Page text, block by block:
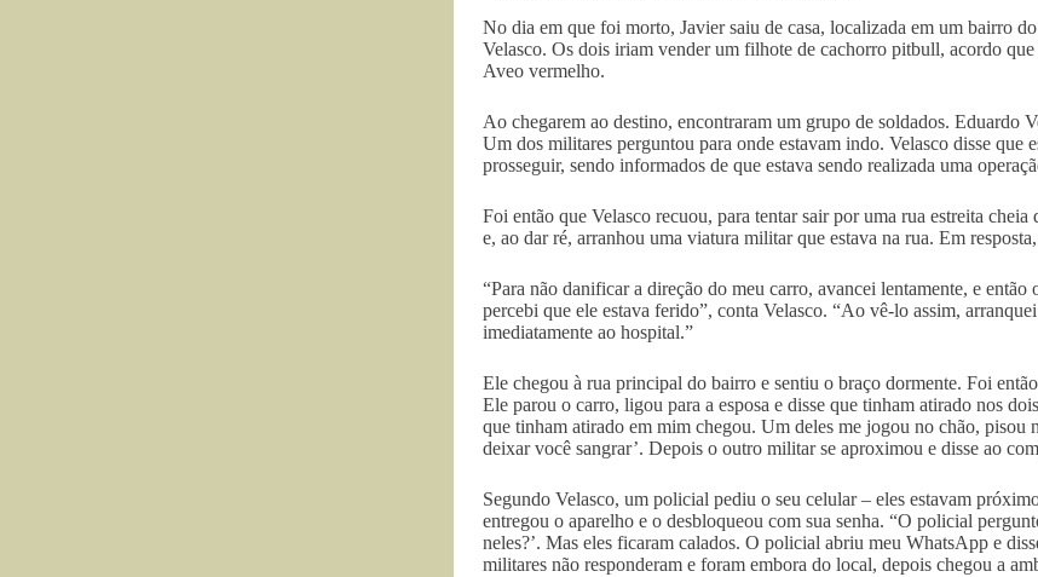
No dia em que foi morto, Javier saiu de casa, localizada em um bairro
Velasco. Os dois iriam vender um filhote de cachorro pitbull, acordo
Aveo vermelho.
Ao chegarem ao destino, encontraram um grupo de soldados. Eduardo
Um dos militares perguntou para onde estavam indo. Velasco disse que
prosseguir, sendo informados de que estava sendo realizada uma
Foi então que Velasco recuou, para tentar sair por uma rua estreita
e, ao dar ré, arranhou uma viatura militar que estava na rua. Em
“Para não danificar a direção do meu carro, avancei lentamente, e
percebi que ele estava ferido”, conta Velasco. “Ao vê-lo assim,
imediatamente ao hospital.”
Ele chegou à rua principal do bairro e sentiu o braço dormente. Foi
Ele parou o carro, ligou para a esposa e disse que tinham atirado nos
que tinham atirado em mim chegou. Um deles me jogou no chão, pisou
deixar você sangrar’. Depois o outro militar se aproximou e disse ao
Segundo Velasco, um policial pediu o seu celular – eles estavam
entregou o aparelho e o desbloqueou com sua senha. “O policial
neles?’. Mas eles ficaram calados. O policial abriu meu WhatsApp e
militares não responderam e foram embora do local, depois chegou a